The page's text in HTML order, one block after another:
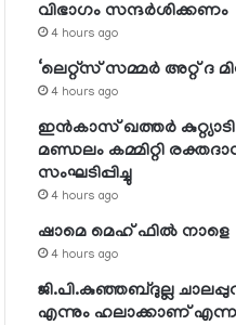
വിഭാഗം സന്ദര്‍ശിക്കണം
4 hours ago
‘ലെറ്റ്‌സ് സമ്മര്‍ അറ്റ് ദ
4 hours ago
ഇന്‍കാസ് ഖത്തര്‍
മണ്ഡലം കമ്മിറ്റി
സംഘടിപ്പിച്ചു
4 hours ago
ഷാമെ മെഹ് ഫില്‍ നാളെ
4 hours ago
ജി.പി.കുഞ്ഞബ്ദുല്ല
എന്നും ഹലാക്കാണ്